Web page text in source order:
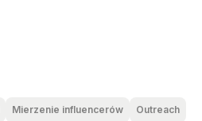
Mierzenie influencerów Outreach